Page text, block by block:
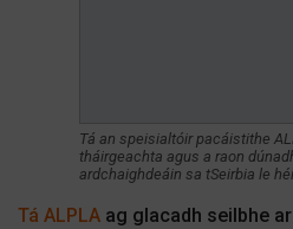
Tá an speisialtóir pacáistithe
tháirgeachta agus a raon
ardchaighdeáin sa tSeirbia le
Tá ALPLA ag glacadh seilbhe